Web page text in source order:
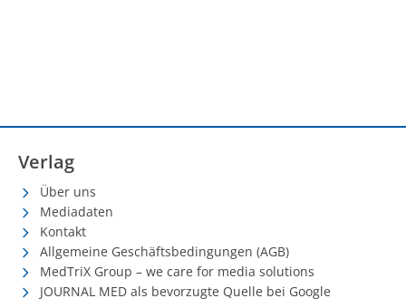
Verlag
Über uns
Mediadaten
Kontakt
Allgemeine Geschäftsbedingungen (AGB)
MedTriX Group – we care for media solutions
JOURNAL MED als bevorzugte Quelle bei Google